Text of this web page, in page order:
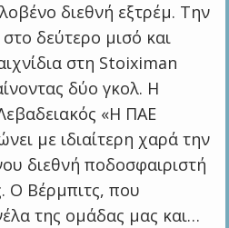
διεθνή εξτρέμ. Την
δεύτερο μισό και
στη Stoiximan
δύο γκολ. Η
«Η ΠΑΕ
με ιδιαίτερη χαρά την
διεθνή ποδοσφαιριστή
Ο Βέρμπιτς, που
της ομάδας μας και…